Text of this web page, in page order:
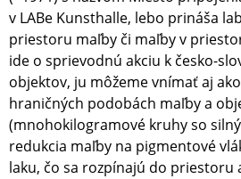
v LABe Kunsthalle, lebo prináša
priestoru maľby či maľby v
ide o sprievodnú akciu k česko-
objektov, ju môžeme vnímať aj
hraničných podobách maľby a
(mnohokilogramové kruhy so
redukcia maľby na pigmentové
laku, čo sa rozpínajú do priestoru